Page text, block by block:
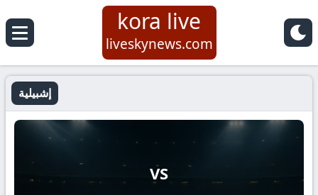
kora live
liveskynews.com
إشبيلية
VS